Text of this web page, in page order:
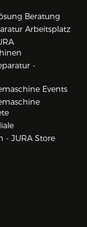
Beratung
Arbeitsplatz
-
Events
- JURA Store